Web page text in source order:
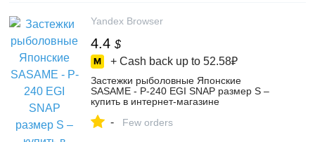
Yandex Browser
4.4 $
+ Cash back up to 52.58₽
Застежки рыболовные Японские
SASAME - P-240 EGI SNAP размер S –
купить в интернет-магазине
5151106820
- Few orders